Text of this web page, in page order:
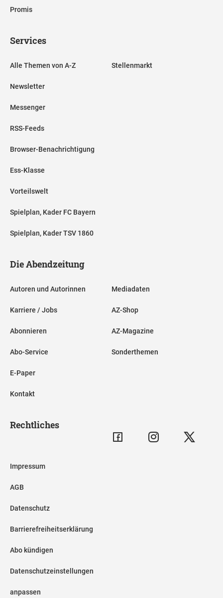
Promis
Services
Alle Themen von A-Z
Newsletter
Messenger
RSS-Feeds
Browser-Benachrichtigung
Ess-Klasse
Vorteilswelt
Spielplan, Kader FC Bayern
Spielplan, Kader TSV 1860
Stellenmarkt
Die Abendzeitung
Autoren und Autorinnen
Karriere / Jobs
Abonnieren
Abo-Service
E-Paper
Kontakt
Mediadaten
AZ-Shop
AZ-Magazine
Sonderthemen
Rechtliches
Impressum
AGB
Datenschutz
Barrierefreiheitserklärung
Abo kündigen
Datenschutzeinstellungen
anpassen